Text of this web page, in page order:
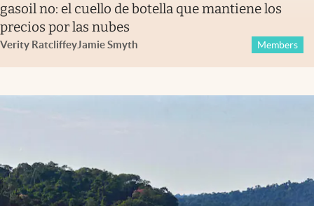
gasoil no: el cuello de botella que mantiene los
precios por las nubes
Verity RatcliffeyJamie Smyth Members